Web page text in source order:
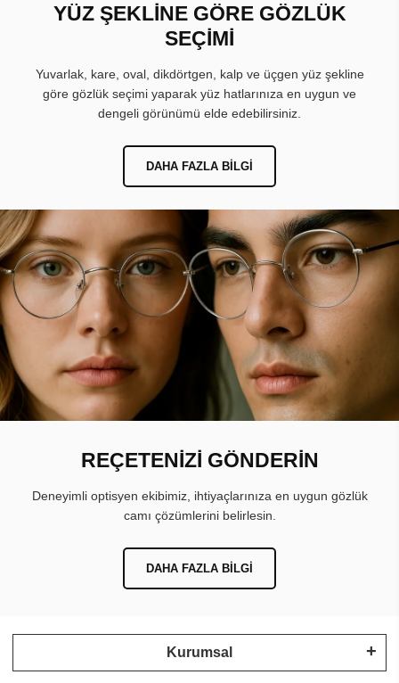
YÜZ ŞEKLİNE GÖRE GÖZLÜK
SEÇİMİ
Yuvarlak, kare, oval, dikdörtgen, kalp ve üçgen yüz şekline
göre gözlük seçimi yaparak yüz hatlarınıza en uygun ve
dengeli görünümü elde edebilirsiniz.
DAHA FAZLA BILGI
REÇETENİZİ GÖNDERİN
Deneyimli optisyen ekibimiz, ihtiyaçlarınıza en uygun gözlük
camı çözümlerini belirlesin.
DAHA FAZLA BILGI
Kurumsal